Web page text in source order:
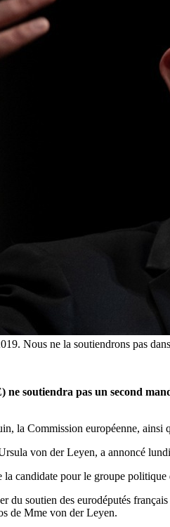
Nous ne la soutiendrons pas
soutiendra pas un second
la Commission européenne,
von der Leyen, a annoncé
la candidate pour le groupe
du soutien des eurodéputés
de Mme von der Leyen.